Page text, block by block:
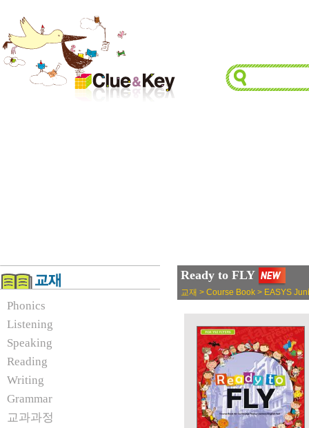
Phonics
Listening
Speaking
Reading
Writing
Grammar
교과과정
Ready to FLY
교재 > Course Book > EASYS